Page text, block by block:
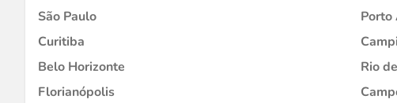
São Paulo
Porto
Curitiba
Belo Horizonte
Rio
Florianópolis